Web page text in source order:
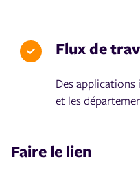
Flux de
Des
et les
Faire le lien